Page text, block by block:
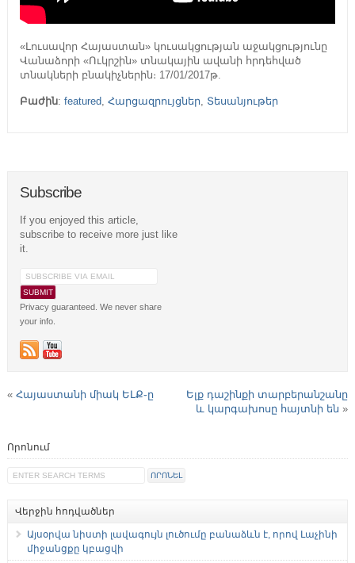
«Լուսավոր Հայաստան» կուսակցության աջակցությունը
Վանաձորի «Ուկրշին» տնակային ավանի հրդեհված
տնակների բնակիչներին։ 17/01/2017թ.
Բաժին: featured, Հարցազրույցներ, Տեսանյութեր
Subscribe
If you enjoyed this article,
subscribe to receive more just like
it.
Privacy guaranteed. We never share
your info.
« Հայաստանի միակ ԵԼՔ֊ը
Ելք դաշինքի տարբերանշանը
և կարգախոսը հայտնի են »
Որոնում
Վերջին հոդվածներ
Այսօրվա նիստի լավագույն լուծումը բանաձևն է, որով Լաչինի
միջանցքը կբացվի